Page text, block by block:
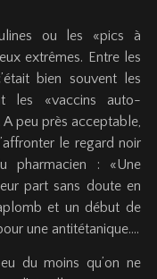
ou les «pics à
extrêmes. Entre les
bien souvent les
les «vaccins auto-
peu près acceptable,
le regard noir
pharmacien : «Une
part sans doute en
et un début de
une antitétanique….
du moins qu’on ne